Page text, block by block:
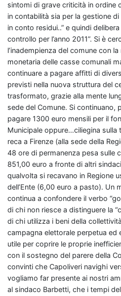
sintomi di grave criticità in ordine
in contabilità sia per la gestione
in conto residui..” e quindi
controllo per l’anno 2011”. Si è
l’inadempienza del comune con
monetaria delle casse comunali
continuare a pagare affitti di
previsti nella nuova struttura del
trasformato, grazie alla mente
sede del Comune. Si continuano,
pagare 1300 euro mensili per il
Municipale oppure…ciliegina
reca a Firenze (alla sede della
48 ore di permanenza pesa sulle
851,00 euro a fronte di altri
qualvolta si recavano in Regione
dell’Ente (6,00 euro a pasto). Un
continua a confondere il verbo
di chi non riesce a distinguere la
di chi utilizza i beni della
campagna elettorale perpetua ed
utile per coprire le proprie
con il sostegno del parere della
convinti che Capoliveri navighi
vogliamo far presente ai nostri
al sindaco Barbetti, che i tempi